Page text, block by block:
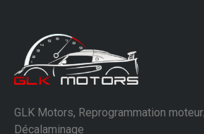
GLK Motors, Reprogrammation
Décalaminage